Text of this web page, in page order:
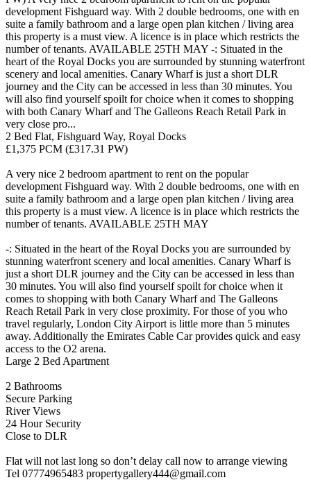
development Fishguard way. With 2 double bedrooms, one with en
suite a family bathroom and a large open plan kitchen / living area
this property is a must view. A licence is in place which restricts the
number of tenants. AVAILABLE 25TH MAY -: Situated in the
heart of the Royal Docks you are surrounded by stunning waterfront
scenery and local amenities. Canary Wharf is just a short DLR
journey and the City can be accessed in less than 30 minutes. You
will also find yourself spoilt for choice when it comes to shopping
with both Canary Wharf and The Galleons Reach Retail Park in
very close pro...
2 Bed Flat, Fishguard Way, Royal Docks
£1,375 PCM (£317.31 PW)
A very nice 2 bedroom apartment to rent on the popular
development Fishguard way. With 2 double bedrooms, one with en
suite a family bathroom and a large open plan kitchen / living area
this property is a must view. A licence is in place which restricts the
number of tenants. AVAILABLE 25TH MAY
-: Situated in the heart of the Royal Docks you are surrounded by
stunning waterfront scenery and local amenities. Canary Wharf is
just a short DLR journey and the City can be accessed in less than
30 minutes. You will also find yourself spoilt for choice when it
comes to shopping with both Canary Wharf and The Galleons
Reach Retail Park in very close proximity. For those of you who
travel regularly, London City Airport is little more than 5 minutes
away. Additionally the Emirates Cable Car provides quick and easy
access to the O2 arena.
Large 2 Bed Apartment
2 Bathrooms
Secure Parking
River Views
24 Hour Security
Close to DLR
Flat will not last long so don’t delay call now to arrange viewing
Tel 07774965483 propertygallery444@gmail.com